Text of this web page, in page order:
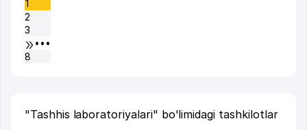
1
2
3
•••
8
"Tashhis laboratoriyalari" bo'limidagi tashkilotlar